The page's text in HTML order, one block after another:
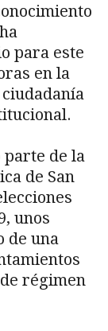
para este
en la
de la
de San
unos
de una
régimen